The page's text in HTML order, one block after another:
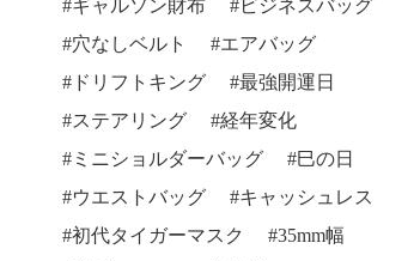
ギャルソン財布
ビジネスバッグ
穴なしベルト
エアバッグ
ドリフトキング
最強開運日
ステアリング
経年変化
ミニショルダーバッグ
巳の日
ウエストバッグ
キャッシュレス
初代タイガーマスク
35mm幅